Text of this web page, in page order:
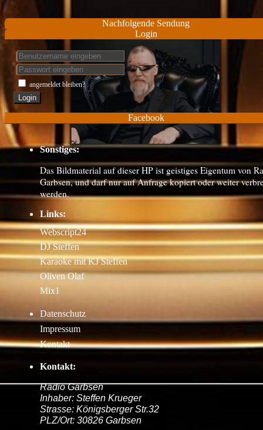
Nachfolgende Sendung
Login
angemeldet bleiben?
Login
Facebook
Sonstiges:
Das Bildmaterial auf dieser HP ist geistiges Eigentum von
Garbsen, und darf nur auf Anfrage kopiert oder weiter
werden.
Links:
Webscript24
DJ Steffen
Karaoke mit KJ Steffen
Oliven Olaf
Mix1
Datenschutz
Impressum
Kontakt
Kontakt:
Radio Garbsen
Inhaber: Steffen Krueger
Strasse: Königsberger Str.32
PLZ/Ort: 30826 Garbsen